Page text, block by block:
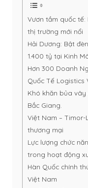
Vươn tầm quốc
thị trường mới nổi
Hải Dương: Bật
1.400 tỷ tại Kinh
Hơn 300 Doanh
Quốc Tế Logistics
Khó khăn bủa
Bắc Giang.
Việt Nam –
thương mại
Lực lượng chức
trong hoạt động
Hàn Quốc chính
Việt Nam